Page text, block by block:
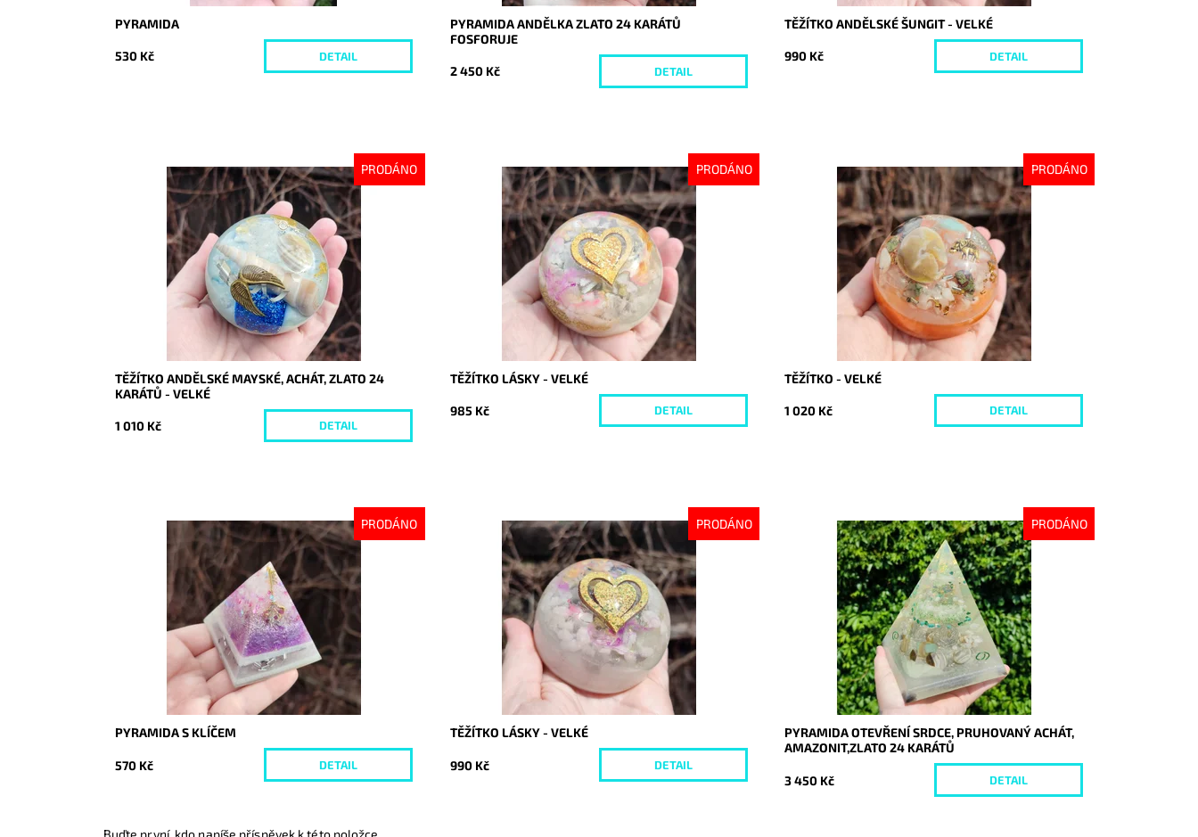
PYRAMIDA
530 Kč DETAIL
PYRAMIDA ANDĚLKA ZLATO 24 KARÁTŮ
FOSFORUJE
2 450 Kč DETAIL
TĚŽÍTKO ANDĚLSKÉ ŠUNGIT - VELKÉ
990 Kč DETAIL
PRODÁNO
Dostupnost:
Vyprodáno
8051
TĚŽÍTKO ANDĚLSKÉ MAYSKÉ, ACHÁT, ZLATO 24
KARÁTŮ - VELKÉ
1 010 Kč DETAIL
PRODÁNO
Dostupnost:
Vyprodáno
8052
TĚŽÍTKO LÁSKY - VELKÉ
985 Kč DETAIL
PRODÁNO
Dostupnost:
Vyprodáno
8089
TĚŽÍTKO - VELKÉ
1 020 Kč DETAIL
PRODÁNO
Dostupnost:
Vyprodáno
8372
PYRAMIDA S KLÍČEM
570 Kč DETAIL
PRODÁNO
Dostupnost:
Vyprodáno
8380
TĚŽÍTKO LÁSKY - VELKÉ
990 Kč DETAIL
PRODÁNO
Dostupnost:
Vyprodáno
8715
PYRAMIDA OTEVŘENÍ SRDCE, PRUHOVANÝ ACHÁT,
AMAZONIT,ZLATO 24 KARÁTŮ
3 450 Kč DETAIL
Buďte první, kdo napíše příspěvek k této položce.